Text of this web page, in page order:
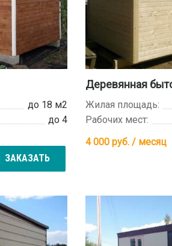
до 18 м2
до 4
ЗАКАЗАТЬ
Деревянная
Жилая площадь:
Рабочих мест:
4 000руб. / месяц